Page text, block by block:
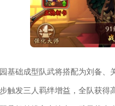
基础成型队武将搭配为刘备、
触发三人羁绊增益，全队获得